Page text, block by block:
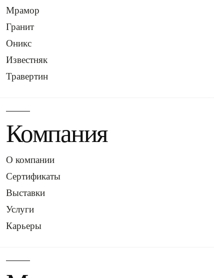
Мрамор
Гранит
Оникс
Известняк
Травертин
Компания
О компании
Сертификаты
Выставки
Услуги
Карьеры